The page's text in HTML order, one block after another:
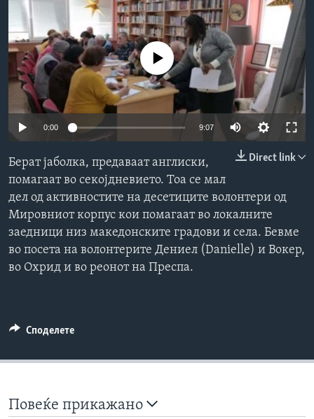
ИНТЕРВЈУА
Јазици
360p
720p 1080p
No media source currently available
0:00 9:07
240p
480p
1080p
Direct link
Берат јаболка, предаваат англиски,
помагаат во секојдневието. Тоа се мал
дел од активностите на десетиците волонтери од
Мировниот корпус кои помагаат во локалните
заедници низ македонските градови и села. Бевме
во посета на волонтерите Дениел (Danielle) и Вокер,
во Охрид и во реонот на Преспа.
Споделете
Повеќе прикажано